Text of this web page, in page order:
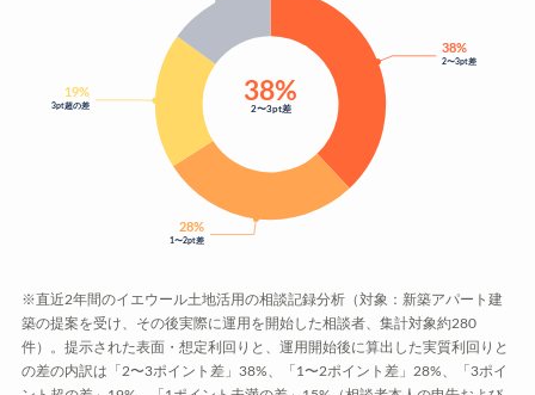
38%
2〜3pt差
28%
1〜2pt差
19%
3pt超の差 38%
2〜3pt差
※直近2年間のイエウール土地活用の相談記録分析（対象：新築アパート建
築の提案を受け、その後実際に運用を開始した相談者、集計対象約280
件）。提示された表面・想定利回りと、運用開始後に算出した実質利回りと
の差の内訳は「2〜3ポイント差」38%、「1〜2ポイント差」28%、「3ポイ